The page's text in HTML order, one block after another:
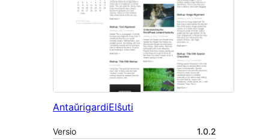
AntaŭrigardiElŝuti
Versio
1.0.2